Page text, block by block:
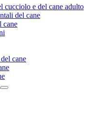
cucciolo e del cane adulto
del cane
cane
cane